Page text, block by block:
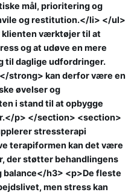
mål, prioritering og
og restitution.</li> </ul>
klienten værktøjer til at
og at udøve en mere
til daglige udfordringer.
strong> kan derfor være en
øvelser og
i stand til at opbygge
p> </section> <section>
stressterapi
terapiformen kan det være
der støtter behandlingens
h3> <p>De fleste
men stress kan